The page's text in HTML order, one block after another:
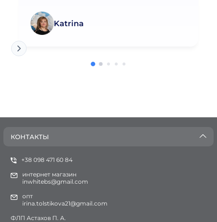
Katrina
КОНТАКТЫ
+38 098 471 60 84
интернет магазин
inwhitebs@gmail.com
опт
irina.tolstikova21@gmail.com
ФЛП Астахов П. А.